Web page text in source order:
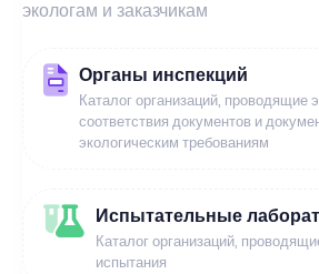
экологам и заказчикам
Органы инспекций
Каталог организаций, проводящие
соответствия документов и
экологическим требованиям
Испытательные
Каталог организаций,
испытания